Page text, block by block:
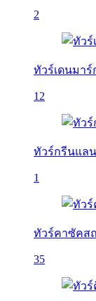
2
ทัวร์เดนมาร์
12
ทัวร์กรีนแล
1
ทัวร์คาซัคส
35